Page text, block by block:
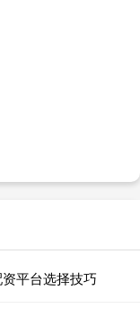
平台选择技巧